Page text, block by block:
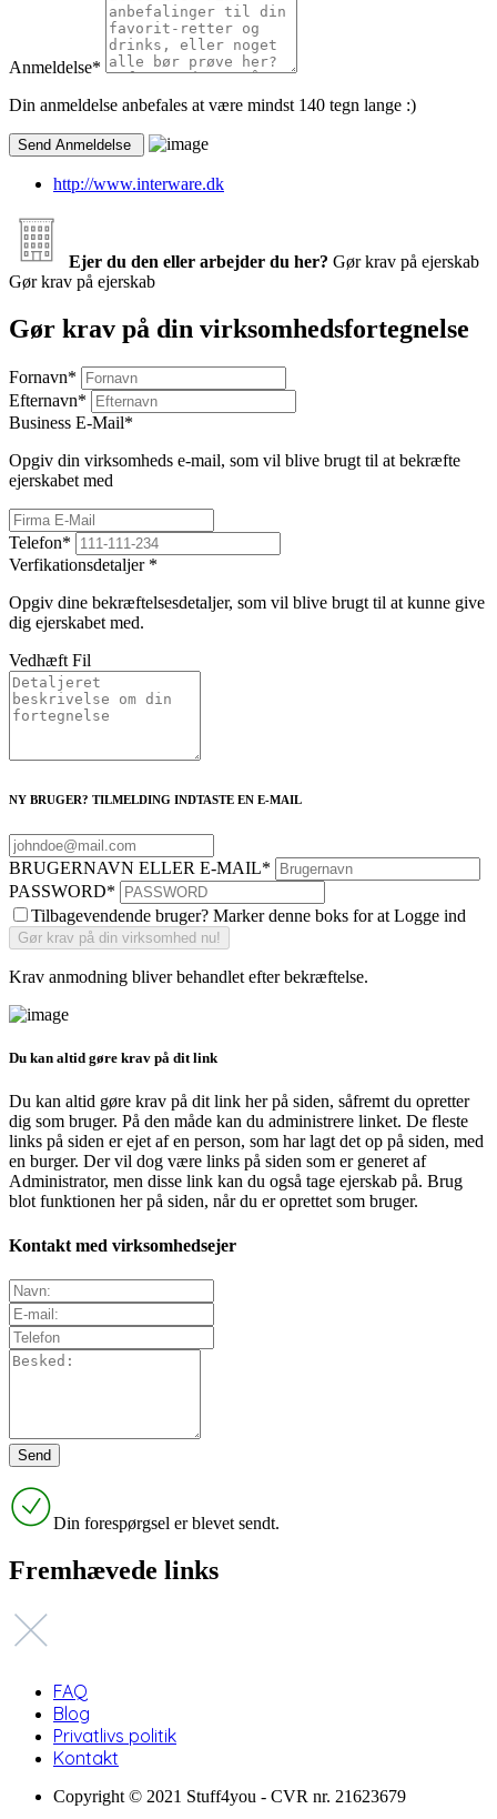
Anmeldelse*
Din anmeldelse anbefales at være mindst 140 tegn lange :)
http://www.interware.dk
Ejer du den eller arbejder du her? Gør krav på ejerskab
Gør krav på ejerskab
Gør krav på din virksomhedsfortegnelse
Fornavn*
Efternavn*
Business E-Mail*
Opgiv din virksomheds e-mail, som vil blive brugt til at bekræfte
ejerskabet med
Telefon*
Verfikationsdetaljer *
Opgiv dine bekræftelsesdetaljer, som vil blive brugt til at kunne give
dig ejerskabet med.
Vedhæft Fil
NY BRUGER? TILMELDING INDTASTE EN E-MAIL
BRUGERNAVN ELLER E-MAIL*
PASSWORD*
Tilbagevendende bruger? Marker denne boks for at Logge ind
Krav anmodning bliver behandlet efter bekræftelse.
Du kan altid gøre krav på dit link
Du kan altid gøre krav på dit link her på siden, såfremt du opretter
dig som bruger. På den måde kan du administrere linket. De fleste
links på siden er ejet af en person, som har lagt det op på siden, med
en burger. Der vil dog være links på siden som er generet af
Administrator, men disse link kan du også tage ejerskab på. Brug
blot funktionen her på siden, når du er oprettet som bruger.
Kontakt med virksomhedsejer
Din forespørgsel er blevet sendt.
Fremhævede links
FAQ
Blog
Privatlivs politik
Kontakt
Copyright © 2021 Stuff4you - CVR nr. 21623679